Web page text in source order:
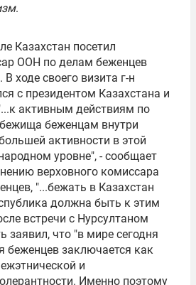
.
Казахстан посетил
ООН по делам беженцев
. В ходе своего визита г-н
с президентом Казахстана и
активным действиям по
беженцам внутри
активности в этой
уровне", - сообщает
верховного комиссара
"...бежать в Казахстан
должна быть к этим
встречи с Нурсултаном
заявил, что "в мире сегодня
беженцев заключается как
и
Именно поэтому